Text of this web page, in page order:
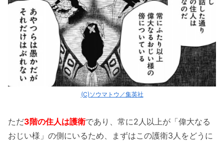
(C)ソウマトウ／集英社
ただ3階の住人は護衛であり、常に2人以上が「偉大なる
おじい様」の側にいるため、まずはこの護衛3人をどうに